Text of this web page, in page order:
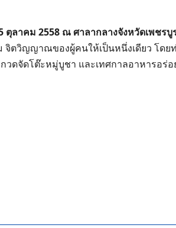
ตุลาคม 2558 ณ ศาลากลางจังหวัดเพช
ตวิญญาณของผู้คนให้เป็นหนึ่งเดียว โด
วดจัดโต๊ะหมู่บูชา และเทศกาลอาหารอร่